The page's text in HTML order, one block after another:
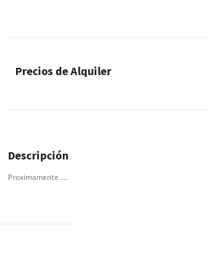
Precios de Alquiler
Descripción
Proximamente ......